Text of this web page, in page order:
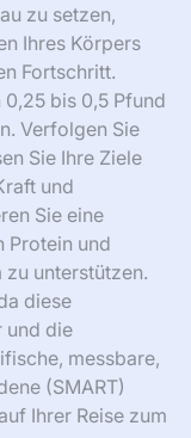
zu setzen,
Ihres Körpers
Fortschritt.
bis 0,5 Pfund
Verfolgen Sie
Sie Ihre Ziele
und
Sie eine
Protein und
unterstützen.
diese
und die
messbare,
(SMART)
Ihrer Reise zum